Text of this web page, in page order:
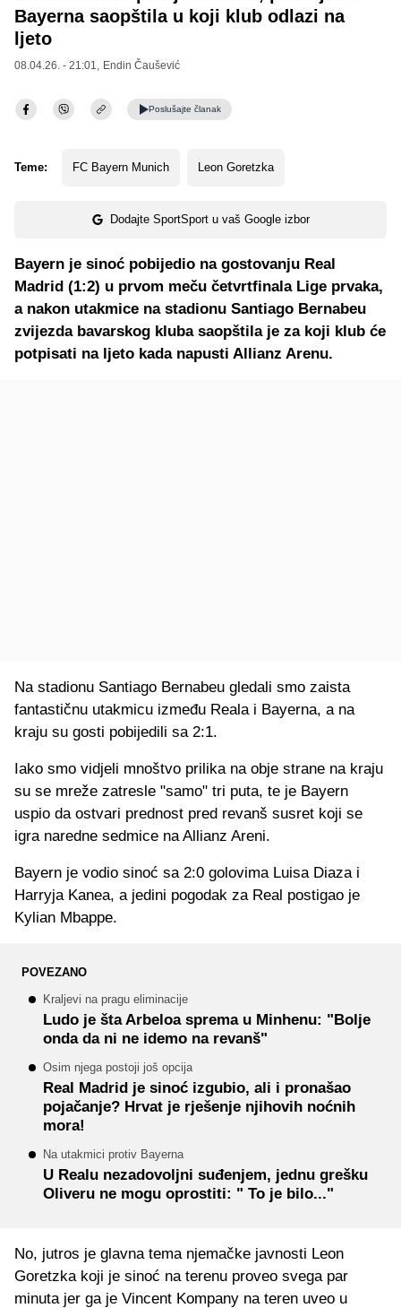
Bayerna saopštila u koji klub odlazi na
ljeto
08.04.26. - 21:01, Endin Čaušević
Poslušajte članak
Teme: FC Bayern Munich Leon Goretzka
Dodajte SportSport u vaš Google izbor
Bayern je sinoć pobijedio na gostovanju Real
Madrid (1:2) u prvom meču četvrtfinala Lige prvaka,
a nakon utakmice na stadionu Santiago Bernabeu
zvijezda bavarskog kluba saopštila je za koji klub će
potpisati na ljeto kada napusti Allianz Arenu.
Na stadionu Santiago Bernabeu gledali smo zaista
fantastičnu utakmicu između Reala i Bayerna, a na
kraju su gosti pobijedili sa 2:1.
Iako smo vidjeli mnoštvo prilika na obje strane na kraju
su se mreže zatresle "samo" tri puta, te je Bayern
uspio da ostvari prednost pred revanš susret koji se
igra naredne sedmice na Allianz Areni.
Bayern je vodio sinoć sa 2:0 golovima Luisa Diaza i
Harryja Kanea, a jedini pogodak za Real postigao je
Kylian Mbappe.
POVEZANO
Kraljevi na pragu eliminacije
Ludo je šta Arbeloa sprema u Minhenu: "Bolje
onda da ni ne idemo na revanš"
Osim njega postoji još opcija
Real Madrid je sinoć izgubio, ali i pronašao
pojačanje? Hrvat je rješenje njihovih noćnih
mora!
Na utakmici protiv Bayerna
U Realu nezadovoljni suđenjem, jednu grešku
Oliveru ne mogu oprostiti: " To je bilo..."
No, jutros je glavna tema njemačke javnosti Leon
Goretzka koji je sinoć na terenu proveo svega par
minuta jer ga je Vincent Kompany na teren uveo u